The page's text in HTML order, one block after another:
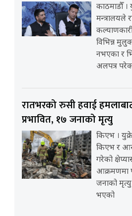
काठमाडौँ ।
मन्त्रालयले
विभिन्न
नभएका र
अलपत्र
रातभरको रुसी हवाई
प्रभावित, १७ जनाको मृत्यु
किएभ ।
किएभ र
गरेको
आक्रमणमा
जनाको
भएको